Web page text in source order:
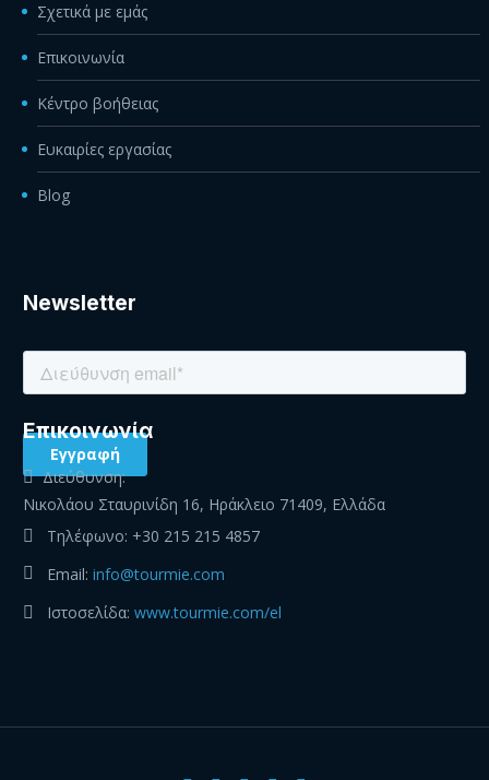
Σχετικά με εμάς
Επικοινωνία
Κέντρο βοήθειας
Ευκαιρίες εργασίας
Blog
Newsletter
Eπικοινωνία
Διεύθυνση:
Νικολάου Σταυρινίδη 16, Ηράκλειο 71409, Ελλάδα
Τηλέφωνο: +30 215 215 4857
Email: info@tourmie.com
Ιστοσελίδα: www.tourmie.com/el